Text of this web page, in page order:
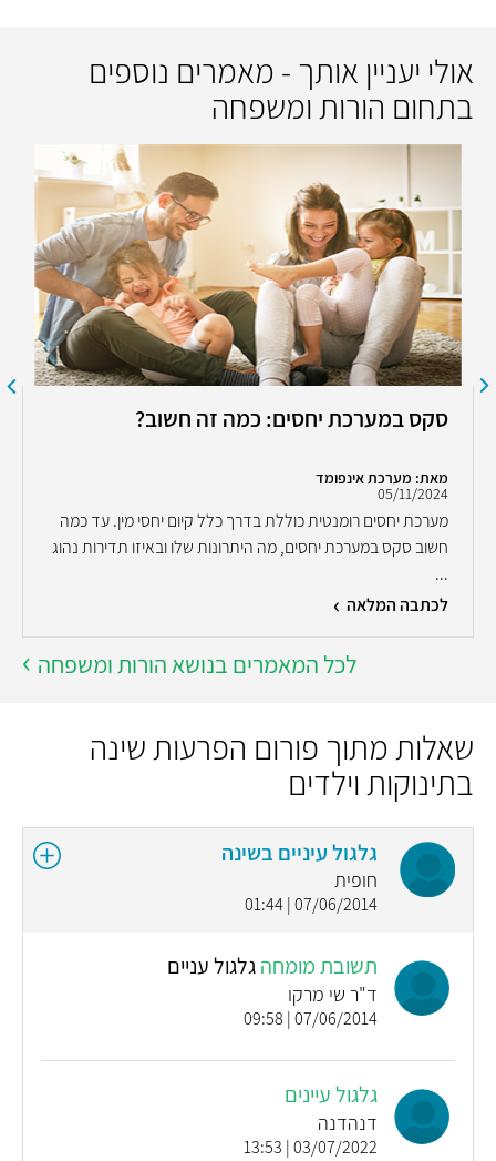
אולי יעניין אותך - מאמרים נוספים
בתחום הורות ומשפחה
סקס במערכת יחסים: כמה זה חשוב?
מאת: מערכת אינפומד
05/11/2024
מערכת יחסים רומנטית כוללת בדרך כלל קיום יחסי מין. עד כמה
חשוב סקס במערכת יחסים, מה היתרונות שלו ובאיזו תדירות נהוג
...
לכתבה המלאה
לכל המאמרים בנושא הורות ומשפחה
שאלות מתוך פורום הפרעות שינה
בתינוקות וילדים
גלגול עיניים בשינה
חופית
07/06/2014 | 01:44
תשובת מומחהגלגול עניים
ד"ר שי מרקו
07/06/2014 | 09:58
גלגול עיינים
דנהדנה
03/07/2022 | 13:53